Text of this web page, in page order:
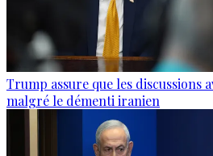
Trump assure que les discussions
malgré le démenti iranien